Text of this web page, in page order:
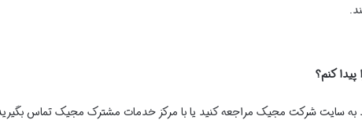
به سایت شرکت مجیک مراجعه کنید یا با مرکز خدمات مشترک مجیک تماس